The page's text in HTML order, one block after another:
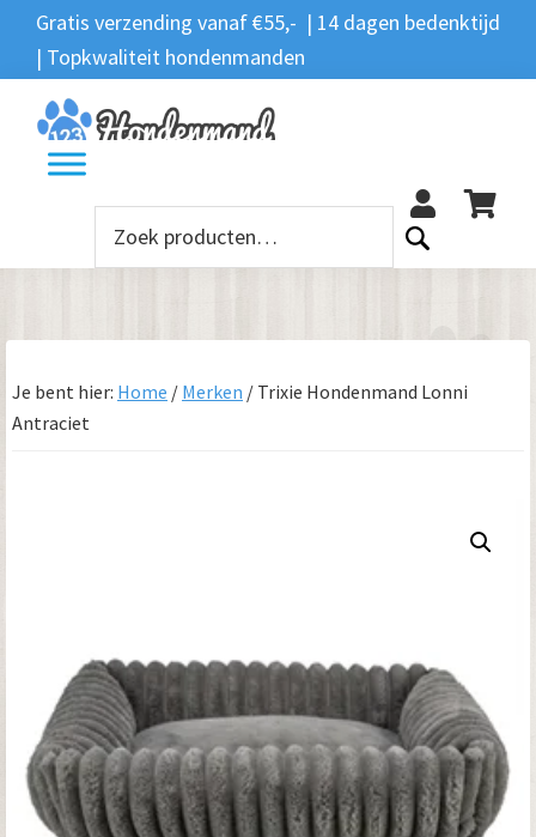
Spring
naar
de
hoofdnavigatie
Door
naar
de
hoofd
inhoud
Spring
naar
de
voettekst
Gratis verzending vanaf €55,- | 14 dagen bedenktijd
| Topkwaliteit hondenmanden
Zoeken
Zoeken
naar:
Je bent hier: Home / Merken / Trixie Hondenmand Lonni
Antraciet